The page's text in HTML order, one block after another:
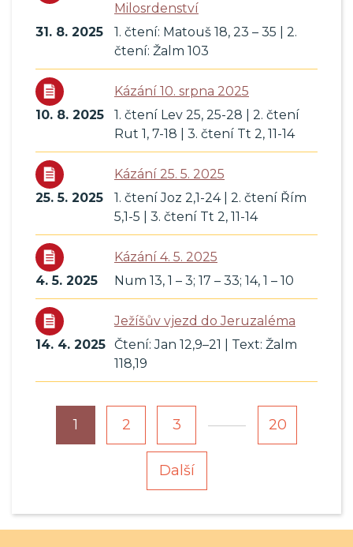
Milosrdenství
31. 8. 2025
1. čtení: Matouš 18, 23 – 35 | 2.
čtení: Žalm 103
Kázání 10. srpna 2025
10. 8. 2025
1. čtení Lev 25, 25-28 | 2. čtení
Rut 1, 7-18 | 3. čtení Tt 2, 11-14
Kázání 25. 5. 2025
25. 5. 2025
1. čtení Joz 2,1-24 | 2. čtení Řím
5,1-5 | 3. čtení Tt 2, 11-14
Kázání 4. 5. 2025
4. 5. 2025
Num 13, 1 – 3; 17 – 33; 14, 1 – 10
Ježíšův vjezd do Jeruzaléma
14. 4. 2025 Čtení: Jan 12,9–21 | Text: Žalm
118,19
1 2 3 20
Další